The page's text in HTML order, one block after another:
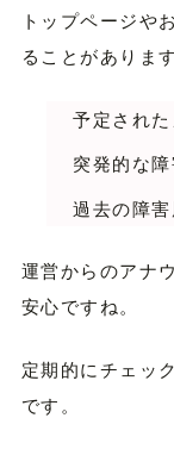
トップページや
ることがあります
予定され
突発的な
過去の障
運営からのアナ
安心ですね。
定期的にチェッ
です。